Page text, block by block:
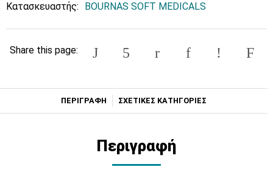
Κατασκευαστής: BOURNAS SOFT MEDICALS
Share this page:
ΠΕΡΙΓΡΑΦΗ ΣΧΕΤΙΚΕΣ ΚΑΤΗΓΟΡΙΕΣ
Περιγραφή